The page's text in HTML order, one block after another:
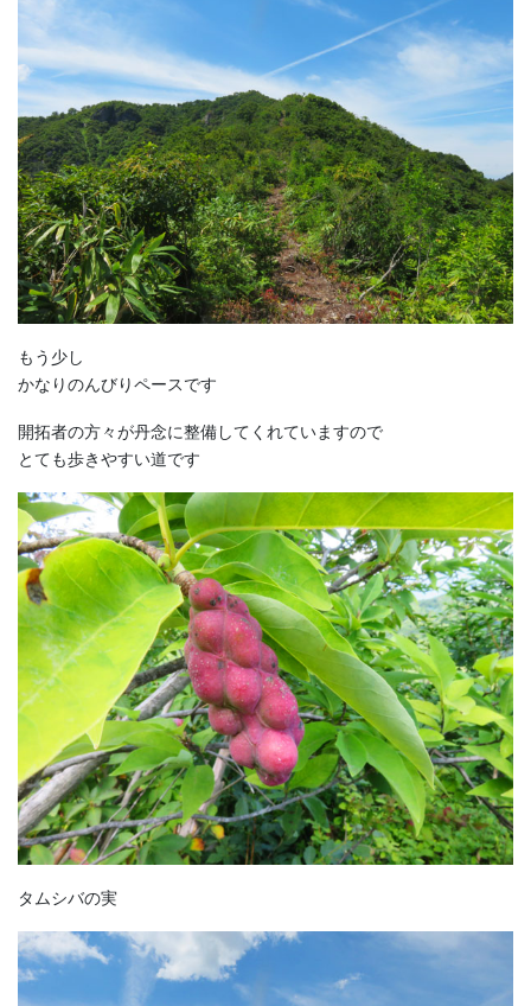
もう少し
かなりのんびりペースです
開拓者の方々が丹念に整備してくれていますので
とても歩きやすい道です
タムシバの実